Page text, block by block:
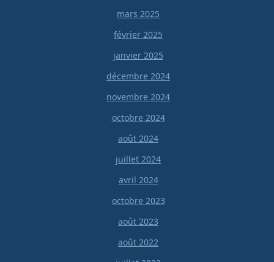
mars 2025
février 2025
janvier 2025
décembre 2024
novembre 2024
octobre 2024
août 2024
juillet 2024
avril 2024
octobre 2023
août 2023
août 2022